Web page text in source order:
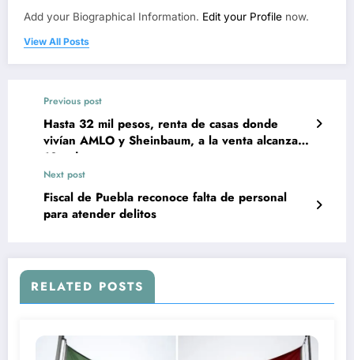
Add your Biographical Information. Edit your Profile now.
View All Posts
Previous post
Hasta 32 mil pesos, renta de casas donde
vivían AMLO y Sheinbaum, a la venta alcanzan
10 mdp
Next post
Fiscal de Puebla reconoce falta de personal
para atender delitos
RELATED POSTS